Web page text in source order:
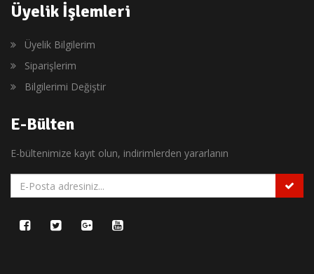
Üyelik İşlemleri
Üyelik Bilgilerim
Siparişlerim
Bilgilerimi Değiştir
E-Bülten
E-bültenimize kayıt olun, indirimlerden yararlanın